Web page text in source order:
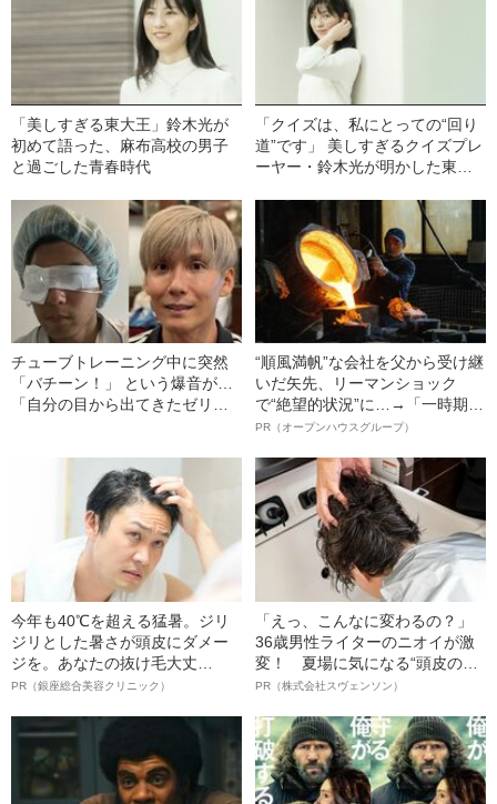
「美しすぎる東大王」鈴木光が
初めて語った、麻布高校の男子
と過ごした青春時代
「クイズは、私にとっての“回り
道”です」 美しすぎるクイズプレ
ーヤー・鈴木光が明かした東大
チューブトレーニング中に突然
「バチーン！」 という爆音が…
「自分の目から出てきたゼリー
レーした“サッカー選手”が視覚障
害を負った“恐怖の瞬間”を明かす
“順風満帆”な会社を父から受け継
いだ矢先、リーマンショック
で“絶望的状況”に…→「一時期は
納品3年待ち」のヒット商品を生
明かす、“逆転の戦術”
PR（オープンハウスグループ）
今年も40℃を超える猛暑。ジリ
ジリとした暑さが頭皮にダメー
ジを。あなたの抜け毛大丈
夫！？
PR（銀座総合美容クリニック）
「えっ、こんなに変わるの？」
36歳男性ライターのニオイが激
変！ 夏場に気になる“頭皮のニ
オイ”や“ベタつき”を解消す
ト”が生み出した徹底ケアとは
PR（株式会社スヴェンソン）